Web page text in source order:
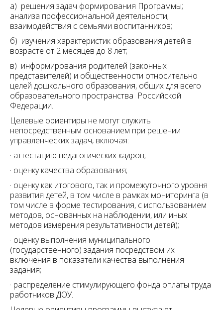
а) решения задач формирования Программы;
анализа профессиональной деятельности;
взаимодействия с семьями воспитанников;
б) изучения характеристик образования детей в
возрасте от 2 месяцев до 8 лет;
в) информирования родителей (законных
представителей) и общественности относительно
целей дошкольного образования, общих для всего
образовательного пространства Российской
Федерации.
Целевые ориентиры не могут служить
непосредственным основанием при решении
управленческих задач, включая:
· аттестацию педагогических кадров;
· оценку качества образования;
· оценку как итогового, так и промежуточного уровня
развития детей, в том числе в рамках мониторинга (в
том числе в форме тестирования, с использованием
методов, основанных на наблюдении, или иных
методов измерения результативности детей);
· оценку выполнения муниципального
(государственного) задания посредством их
включения в показатели качества выполнения
задания;
· распределение стимулирующего фонда оплаты труда
работников ДОУ.